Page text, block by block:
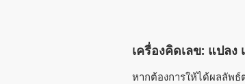
เครื่องคิดเลข: แปลง
หากต้องการให้ได้ผลลัพ